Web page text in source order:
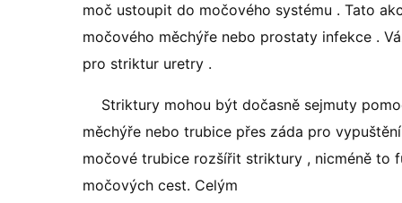
moč ustoupit do močového systému . Tato
močového měchýře nebo prostaty infekce .
pro striktur uretry .
Striktury mohou být dočasně sejmuty
měchýře nebo trubice přes záda pro
močové trubice rozšířit striktury , nicméně to
močových cest. Celým